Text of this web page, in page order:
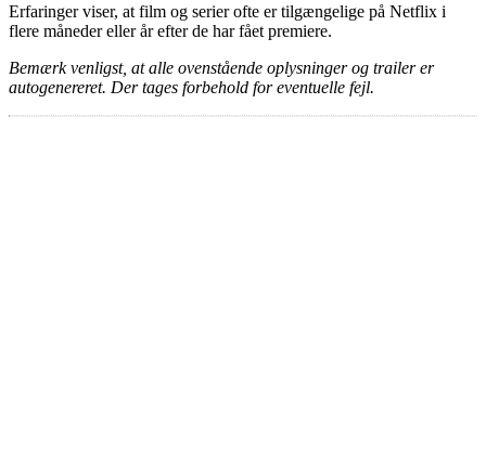
Erfaringer viser, at film og serier ofte er tilgængelige på Netflix i
flere måneder eller år efter de har fået premiere.
Bemærk venligst, at alle ovenstående oplysninger og trailer er
autogenereret. Der tages forbehold for eventuelle fejl.